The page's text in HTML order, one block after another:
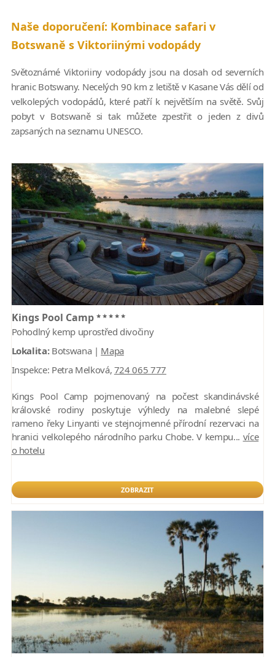
Naše doporučení: Kombinace safari v
Botswaně s Viktoriinými vodopády
Světoznámé Viktoriiny vodopády jsou na dosah od severních
hranic Botswany. Necelých 90 km z letiště v Kasane Vás dělí od
velkolepých vodopádů, které patří k největším na světě. Svůj
pobyt v Botswaně si tak můžete zpestřit o jeden z divů
zapsaných na seznamu UNESCO.
Kings Pool Camp*****
Pohodlný kemp uprostřed divočiny
Lokalita:Botswana | Mapa
Inspekce: Petra Melková, 724 065 777
Kings Pool Camp pojmenovaný na počest skandinávské
královské rodiny poskytuje výhledy na malebné slepé
rameno řeky Linyanti ve stejnojmenné přírodní rezervaci na
hranici velkolepého národního parku Chobe. V kempu... více
o hotelu
ZOBRAZIT